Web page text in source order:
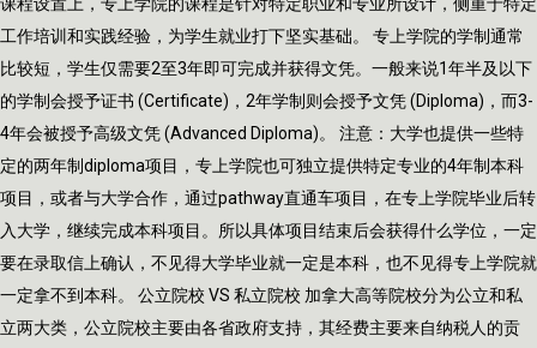
工作培训和实践经验，为学生就业打下坚实基础。 专上学院的学制通常
比较短，学生仅需要2至3年即可完成并获得文凭。一般来说1年半及以下
的学制会授予证书 (Certificate)，2年学制则会授予文凭 (Diploma)，而3-
4年会被授予高级文凭 (Advanced Diploma)。 注意：大学也提供一些特
定的两年制diploma项目，专上学院也可独立提供特定专业的4年制本科
项目，或者与大学合作，通过pathway直通车项目，在专上学院毕业后转
入大学，继续完成本科项目。所以具体项目结束后会获得什么学位，一定
要在录取信上确认，不见得大学毕业就一定是本科，也不见得专上学院就
一定拿不到本科。 公立院校 VS 私立院校 加拿大高等院校分为公立和私
立两大类，公立院校主要由各省政府支持，其经费主要来自纳税人的贡